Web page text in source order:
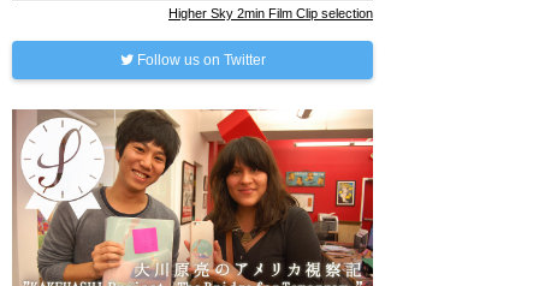
Higher Sky 2min Film Clip selection
Follow us on Twitter